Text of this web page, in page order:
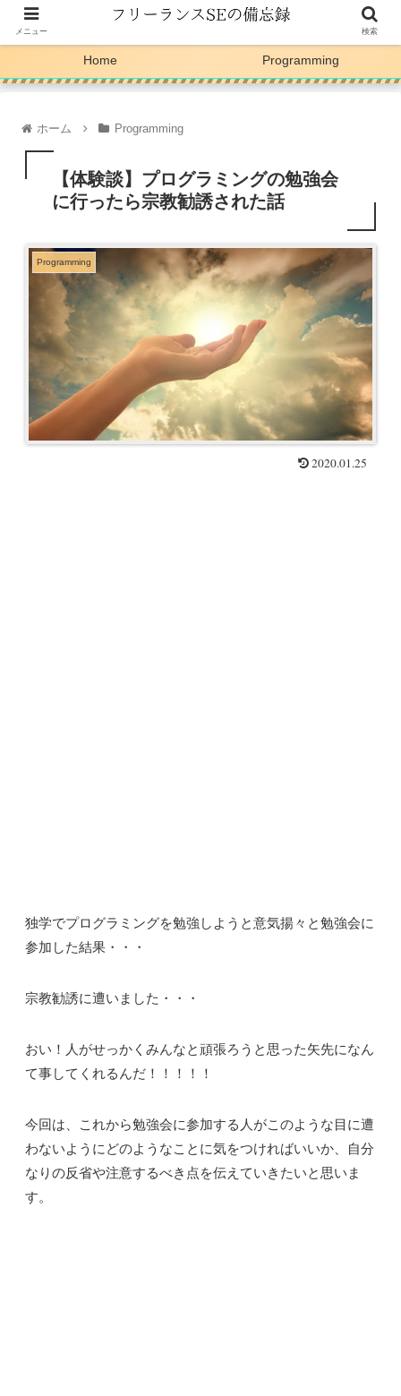
Home Programming
ホーム Programming
【体験談】プログラミングの勉強会
に行ったら宗教勧誘された話
Programming
2020.01.25
独学でプログラミングを勉強しようと意気揚々と勉強会に
参加した結果・・・
宗教勧誘に遭いました・・・
おい！人がせっかくみんなと頑張ろうと思った矢先になん
て事してくれるんだ！！！！！
今回は、これから勉強会に参加する人がこのような目に遭
わないようにどのようなことに気をつければいいか、自分
なりの反省や注意するべき点を伝えていきたいと思いま
す。
メニュー 検索